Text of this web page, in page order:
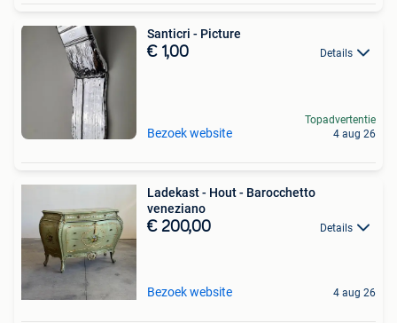
Santicri - Picture
€ 1,00 Details
Bezoek website
Topadvertentie
4 aug 26
Ladekast - Hout - Barocchetto
veneziano
€ 200,00 Details
Bezoek website 4 aug 26